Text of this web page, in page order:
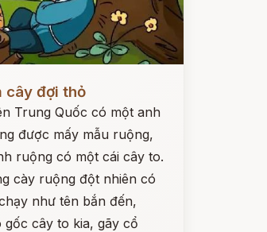
cây đợi thỏ
Trung Quốc có một anh
được mấy mẫu ruộng,
ruộng có một cái cây to.
cày ruộng đột nhiên có
như tên bắn đến,
gốc cây to kia, gãy cổ